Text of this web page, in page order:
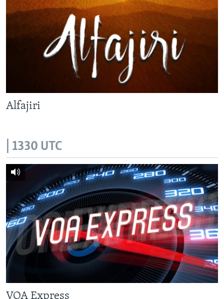
Alfajiri
| 1330 UTC
VOA Express